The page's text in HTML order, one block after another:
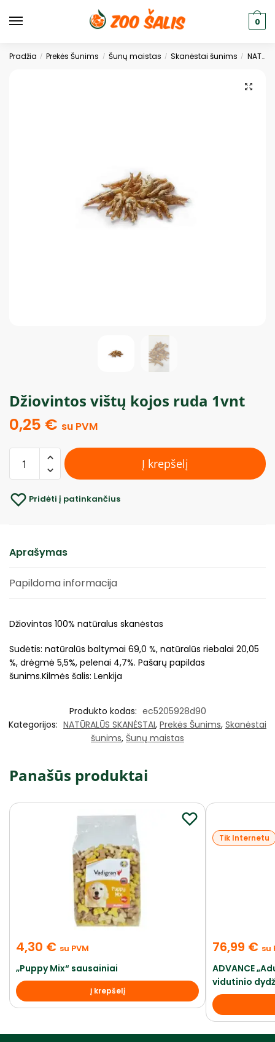
0
Pradžia / Prekės Šunims / Šunų maistas / Skanėstai šunims / NATŪRALŪS SKANĖSTAI
Džiovintos vištų kojos ruda 1vnt
0,25 € su PVM
Į krepšelį
Pridėti į patinkančius
Aprašymas
Papildoma informacija
Džiovintas 100% natūralus skanėstas
Sudėtis: natūralūs baltymai 69,0 %, natūralūs riebalai 20,05
%, drėgmė 5,5%, pelenai 4,7%. Pašarų papildas
šunims.Kilmės šalis: Lenkija
Produkto kodas: ec5205928d90
Kategorijos: NATŪRALŪS SKANĖSTAI, Prekės Šunims, Skanėstai
šunims, Šunų maistas
Panašūs produktai
4,30 € su PVM
„Puppy Mix“ sausainiai
Į krepšelį
76,99 € su
Tik Internetu
ADVANCE
vidutinio